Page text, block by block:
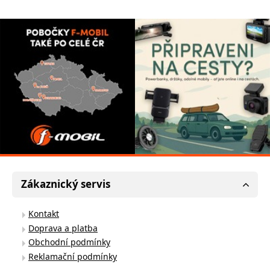
Zákaznický servis
Kontakt
Doprava a platba
Obchodní podmínky
Reklamační podmínky